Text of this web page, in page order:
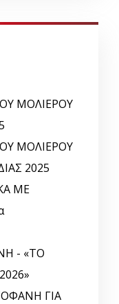
ΜΟΛΙΕΡΟΥ
ΜΟΛΙΕΡΟΥ
2025
ΜΕ
- «ΤΟ
ΓΙΑ